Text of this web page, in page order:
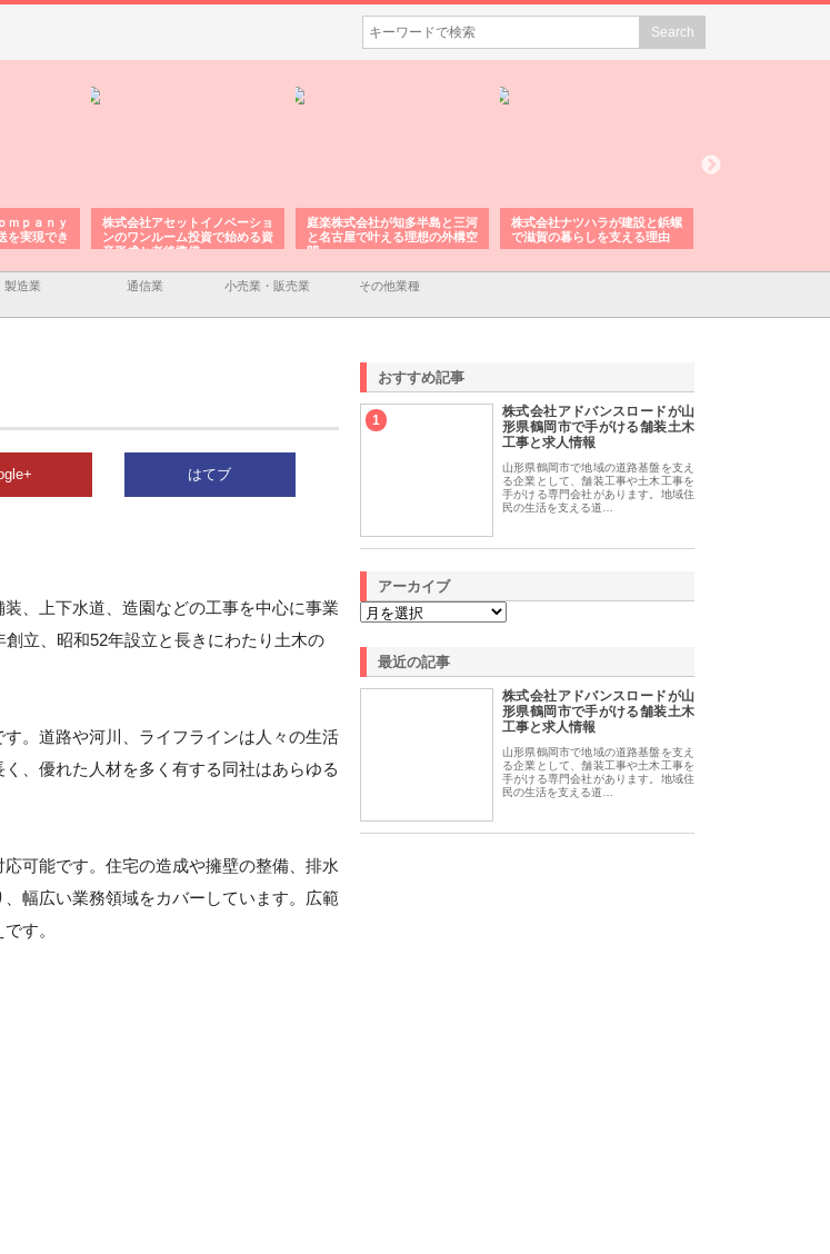
ｍｐａｎｙ
を実現でき
株式会社アセットイノベーショ
ンのワンルーム投資で始める資
産形成と老後準備
庭楽株式会社が知多半島と三河
と名古屋で叶える理想の外構空
間
株式会社ナツハラが建設と鋲螺
で滋賀の暮らしを支える理由
製造業 通信業 小売業・販売業 その他業種
はてブ
、上下水道、造園などの工事を中心に事業
立、昭和52年設立と長きにわたり土木の
。道路や河川、ライフラインは人々の生活
、優れた人材を多く有する同社はあらゆる
可能です。住宅の造成や擁壁の整備、排水
幅広い業務領域をカバーしています。広範
す。
おすすめ記事
1
株式会社アドバンスロードが山
形県鶴岡市で手がける舗装土木
工事と求人情報
山形県鶴岡市で地域の道路基盤を支え
る企業として、舗装工事や土木工事を
手がける専門会社があります。地域住
民の生活を支える道…
アーカイブ
最近の記事
株式会社アドバンスロードが山
形県鶴岡市で手がける舗装土木
工事と求人情報
山形県鶴岡市で地域の道路基盤を支え
る企業として、舗装工事や土木工事を
手がける専門会社があります。地域住
民の生活を支える道…